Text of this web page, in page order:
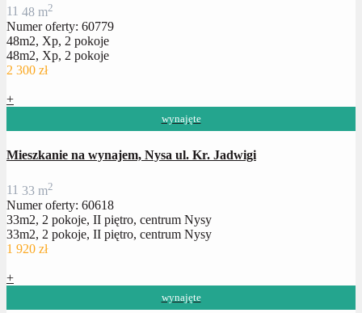
11 48 m2
Numer oferty: 60779
48m2, Xp, 2 pokoje
48m2, Xp, 2 pokoje
2 300 zł
+
wynajęte
Mieszkanie na wynajem, Nysa ul. Kr. Jadwigi
11 33 m2
Numer oferty: 60618
33m2, 2 pokoje, II piętro, centrum Nysy
33m2, 2 pokoje, II piętro, centrum Nysy
1 920 zł
+
wynajęte